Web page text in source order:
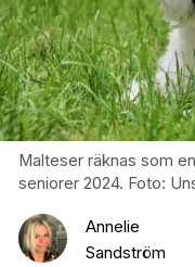
Malteser räknas som
seniorer 2024. Foto:
Annelie
Sandström